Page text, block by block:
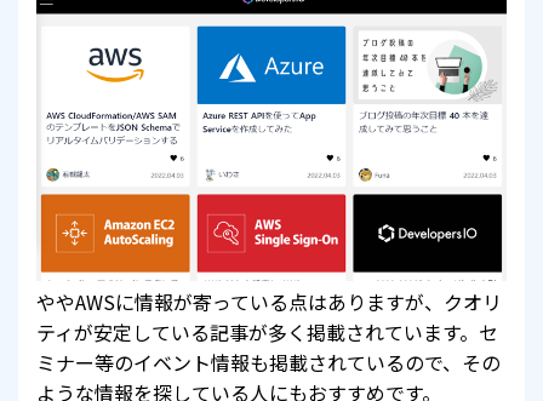
ややAWSに情報が寄っている点はありますが、クオリ
ティが安定している記事が多く掲載されています。セ
ミナー等のイベント情報も掲載されているので、その
ような情報を探している人にもおすすめです。